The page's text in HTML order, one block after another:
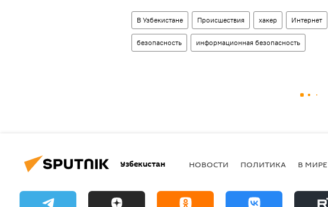
В Узбекистане Происшествия хакер Интернет
безопасность информационная безопасность
Узбекистан НОВОСТИ ПОЛИТИКА В МИРЕ